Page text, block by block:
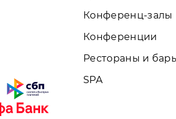
Конференц-залы
Конференции
Рестораны и
SPA